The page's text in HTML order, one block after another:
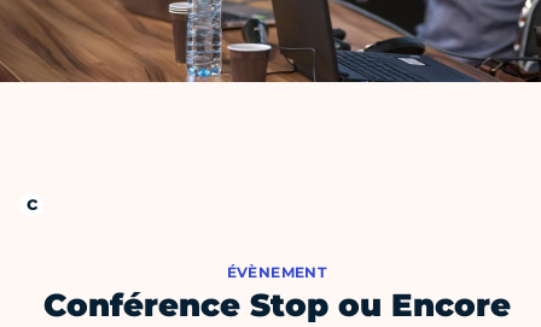
ÉVÈNEMENT
Conférence Stop ou Encore